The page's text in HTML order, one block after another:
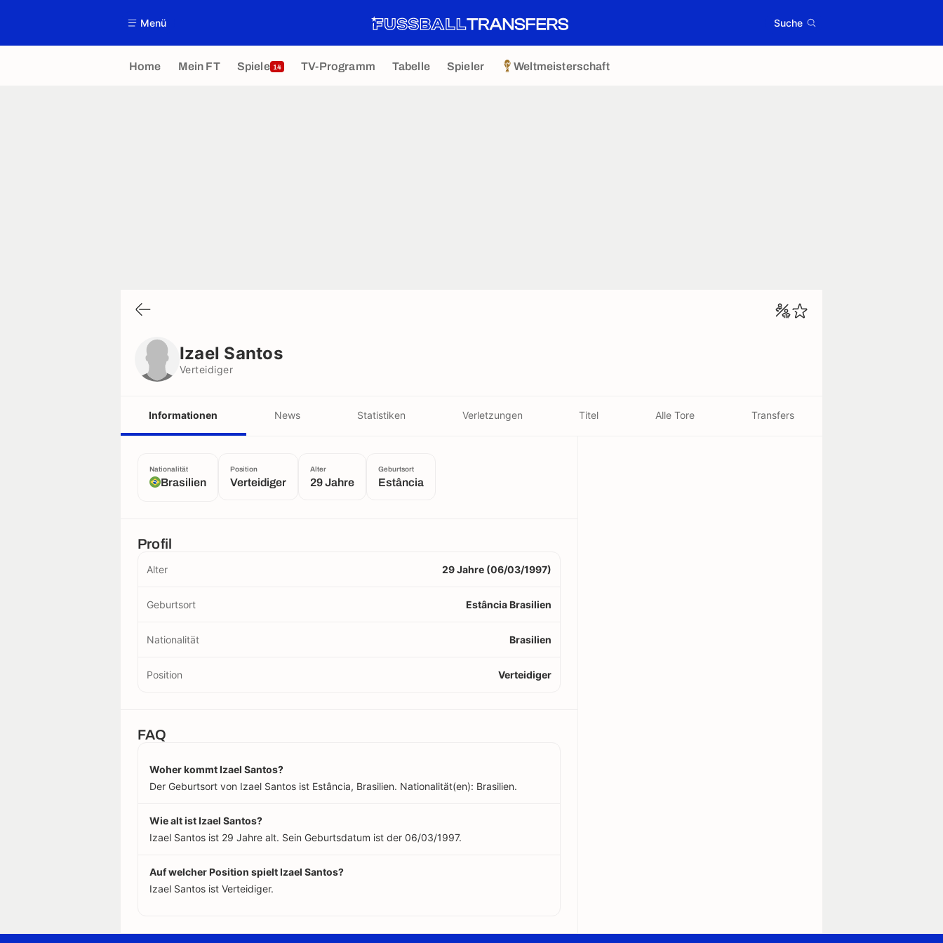
Menü Suche
Home Mein FT Spiele 14 TV-Programm Tabelle Spieler Weltmeisterschaft
Izael Santos
Verteidiger
Informationen News Statistiken Verletzungen Titel Alle Tore Transfers
Nationalität
Brasilien
Position
Verteidiger
Alter
29 Jahre
Geburtsort
Estância
Profil
Alter 29 Jahre (06/03/1997)
Geburtsort Estância Brasilien
Nationalität Brasilien
Position Verteidiger
FAQ
Woher kommt Izael Santos?
Der Geburtsort von Izael Santos ist Estância, Brasilien. Nationalität(en): Brasilien.
Wie alt ist Izael Santos?
Izael Santos ist 29 Jahre alt. Sein Geburtsdatum ist der 06/03/1997.
Auf welcher Position spielt Izael Santos?
Izael Santos ist Verteidiger.